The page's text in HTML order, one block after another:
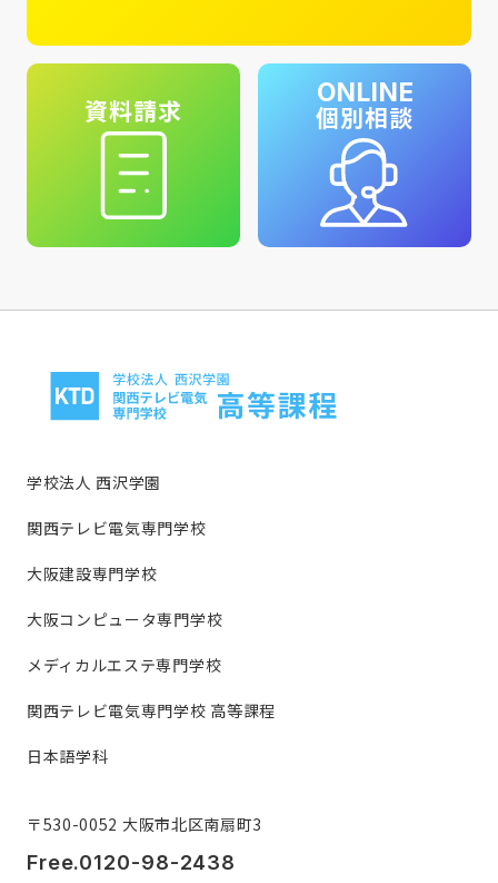
資料請求
ONLINE
個別相談
学校法人 西沢学園
関西テレビ電気専門学校
大阪建設専門学校
大阪コンピュータ専門学校
メディカルエステ専門学校
関西テレビ電気専門学校 高等課程
日本語学科
〒530-0052 大阪市北区南扇町3
Free.0120-98-2438